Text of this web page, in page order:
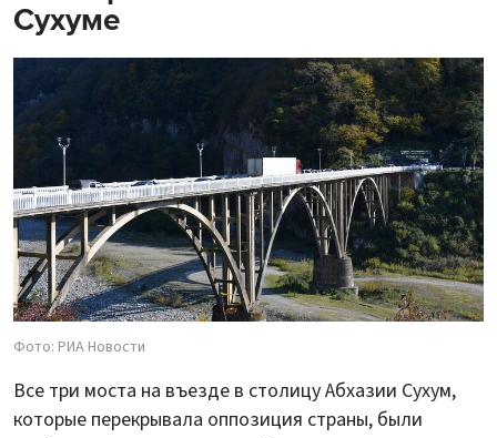
Сухуме
Фото: РИА Новости
Все три моста на въезде в столицу Абхазии Сухум,
которые перекрывала оппозиция страны, были